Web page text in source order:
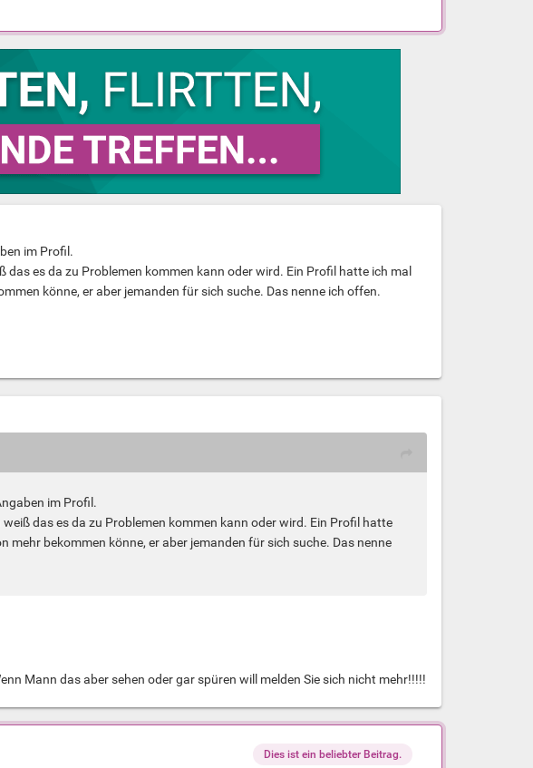
im Profil.
es da zu Problemen kommen kann oder wird. Ein Profil hatte ich mal
könne, er aber jemanden für sich suche. Das nenne ich offen.
im Profil.
das es da zu Problemen kommen kann oder wird. Ein Profil hatte
mehr bekommen könne, er aber jemanden für sich suche. Das nenne
Mann das aber sehen oder gar spüren will melden Sie sich nicht mehr!!!!!
Dies ist ein beliebter Beitrag.